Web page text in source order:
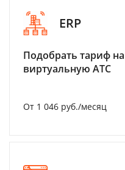
ERP
Подобрать тариф
виртуальную АТС
От 1 046 руб./месяц